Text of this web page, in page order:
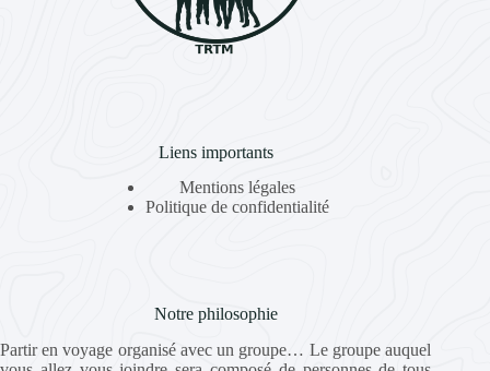
Liens importants
Mentions légales
Politique de confidentialité
Notre philosophie
Partir en voyage organisé avec un groupe… Le groupe auquel